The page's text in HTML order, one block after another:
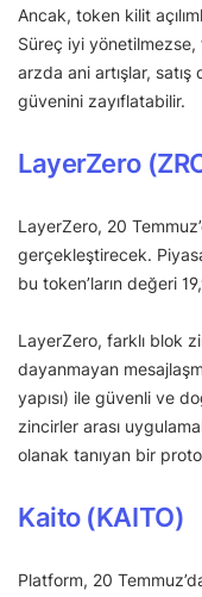
Ancak, token kilit
Süreç iyi
arzda ani artışlar, satış
güvenini zayıflatabilir.
LayerZero
LayerZero, 20
gerçekleştirecek.
bu token’ların değeri
LayerZero, farklı blok
dayanmayan
yapısı) ile güvenli ve
zincirler arası
olanak tanıyan bir
Kaito (KAITO)
Platform, 20